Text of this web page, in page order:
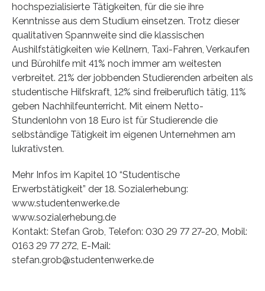
hochspezialisierte Tätigkeiten, für die sie ihre
Kenntnisse aus dem Studium einsetzen. Trotz dieser
qualitativen Spannweite sind die klassischen
Aushilfstätigkeiten wie Kellnern, Taxi-Fahren, Verkaufen
und Bürohilfe mit 41% noch immer am weitesten
verbreitet. 21% der jobbenden Studierenden arbeiten als
studentische Hilfskraft, 12% sind freiberuflich tätig, 11%
geben Nachhilfeunterricht. Mit einem Netto-
Stundenlohn von 18 Euro ist für Studierende die
selbständige Tätigkeit im eigenen Unternehmen am
lukrativsten.
Mehr Infos im Kapitel 10 “Studentische
Erwerbstätigkeit” der 18. Sozialerhebung:
www.studentenwerke.de
www.sozialerhebung.de
Kontakt: Stefan Grob, Telefon: 030 29 77 27-20, Mobil:
0163 29 77 272, E-Mail:
stefan.grob@studentenwerke.de